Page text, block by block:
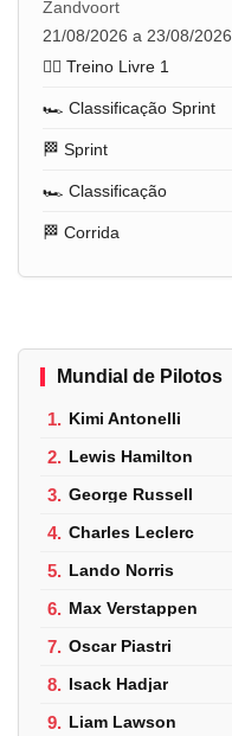
Zandvoort
21/08/2026 a 23/08/2026
🏋️‍♂️ Treino Livre 1
🏎️ Classificação Sprint
🏁 Sprint
🏎️ Classificação
🏁 Corrida
Mundial de Pilotos
1. Kimi Antonelli
2. Lewis Hamilton
3. George Russell
4. Charles Leclerc
5. Lando Norris
6. Max Verstappen
7. Oscar Piastri
8. Isack Hadjar
9. Liam Lawson